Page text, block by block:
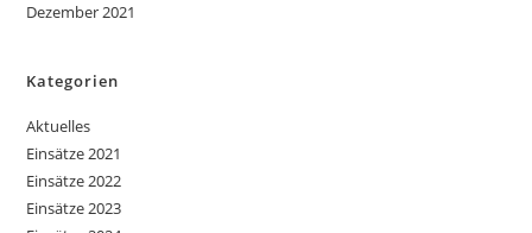
Dezember 2021
Kategorien
Aktuelles
Einsätze 2021
Einsätze 2022
Einsätze 2023